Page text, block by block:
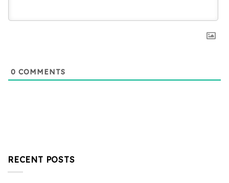
0 COMMENTS
RECENT POSTS